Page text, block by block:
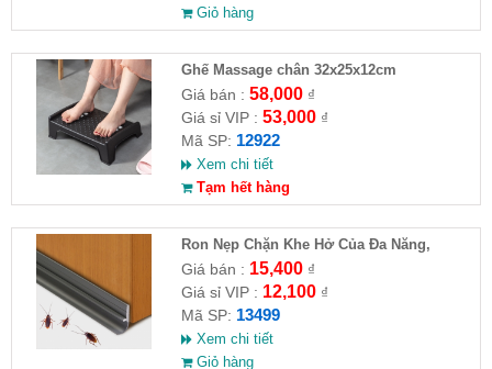
Giỏ hàng
Ghế Massage chân 32x25x12cm
Giá bán : 58,000₫
Giá sỉ VIP : 53,000₫
Mã SP: 12922
Xem chi tiết
Tạm hết hàng
Ron Nẹp Chặn Khe Hở Của Đa Năng,
Chống Côn Trùng( HĐ )
Giá bán : 15,400₫
Giá sỉ VIP : 12,100₫
Mã SP: 13499
Xem chi tiết
Giỏ hàng